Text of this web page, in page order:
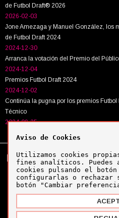
de Futbol Draft® 2026
2026-02-03
Jone Amezaga y Manuel González, los
de Futbol Draft 2024
2024-12-30
Arranca la votación del Premio del
2024-12-04
Premios Futbol Draft 2024
2024-12-02
Continúa la pugna por los premios
Técnico
2024-09-25
Tel: +34 943 63 40 63
Copyright ©
Aviso de Cookies
Utilizamos cookies
fines analíticos. Puedes
cookies pulsando el
configurarlas o rechazar
botón "Cambiar